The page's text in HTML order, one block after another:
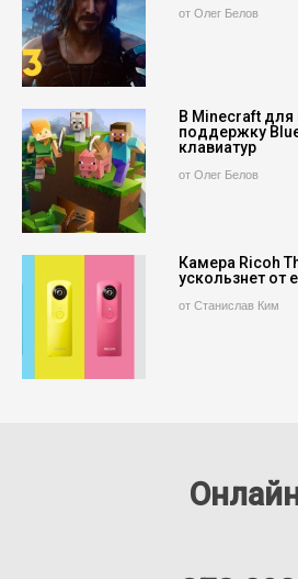
от Олег Белов
В Minecraft для
поддержку
клавиатур
от Олег Белов
Камера Ricoh
ускользнет от
от Станислав Ким